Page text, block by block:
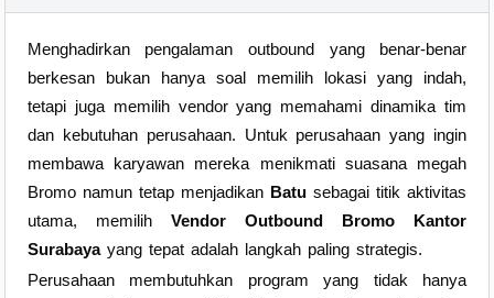
Menghadirkan pengalaman outbound yang benar-benar
berkesan bukan hanya soal memilih lokasi yang indah,
tetapi juga memilih vendor yang memahami dinamika tim
dan kebutuhan perusahaan. Untuk perusahaan yang ingin
membawa karyawan mereka menikmati suasana megah
Bromo namun tetap menjadikan Batu sebagai titik aktivitas
utama, memilih Vendor Outbound Bromo Kantor
Surabayayang tepat adalah langkah paling strategis.
Perusahaan membutuhkan program yang tidak hanya